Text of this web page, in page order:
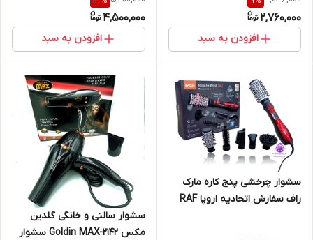
چهارحالته توان قدرت پرتاب2,760,000
افزودن به سبد
4,500,000
افزودن به سبد
سشوار چرخشی پنج کاره مارک
راف سفارش اتحادیه اروپا RAF
سشوار سالنی و خانگی گلدین
مکس Goldin MAX-2142 سشوار